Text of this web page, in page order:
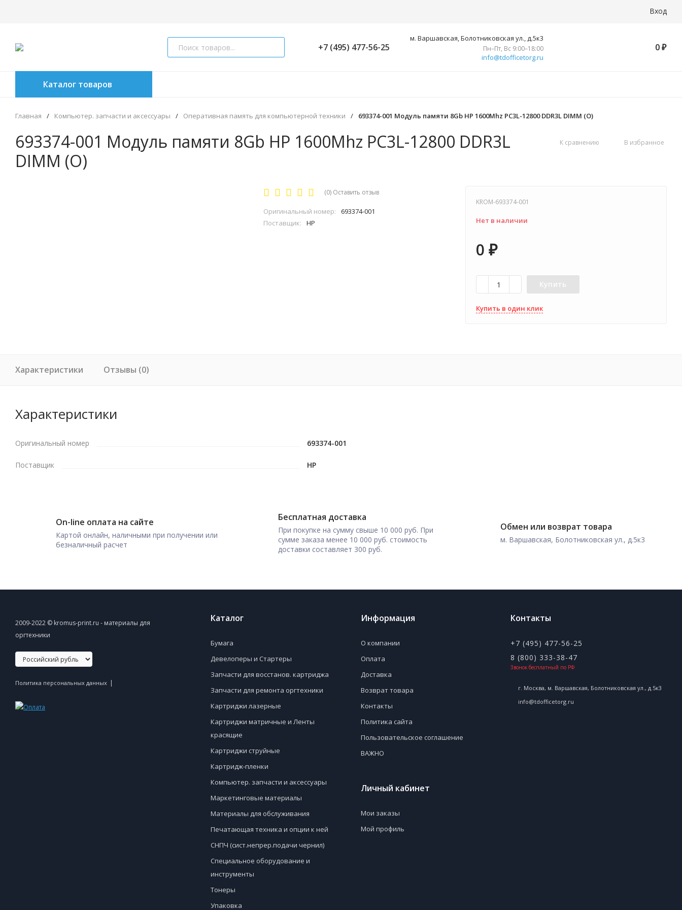
Вход
+7 (495) 477-56-25
м. Варшавская, Болотниковская ул., д.5к3
Пн–Пт, Вс 9:00–18:00
info@tdofficetorg.ru
0 ₽
Каталог товаров
Главная / Компьютер. запчасти и аксессуары / Оперативная память для компьютерной техники / 693374-001 Модуль памяти 8Gb HP 1600Mhz PC3L-12800 DDR3L DIMM (O)
693374-001 Модуль памяти 8Gb HP 1600Mhz PC3L-12800 DDR3L
DIMM (O)
К сравнению В избранное
(0) Оставить отзыв
Оригинальный номер:
693374-001
Поставщик:
HP
KROM-693374-001
Нет в наличии
0 ₽
Купить
Купить в один клик
Характеристики Отзывы (0)
Характеристики
Оригинальный номер 693374-001
Поставщик HP
On-line оплата на сайте
Картой онлайн, наличными при получении или
безналичный расчет
Бесплатная доставка
При покупке на сумму свыше 10 000 руб. При
сумме заказа менее 10 000 руб. стоимость
доставки составляет 300 руб.
Обмен или возврат товара
м. Варшавская, Болотниковская ул., д.5к3
2009-2022 © kromus-print.ru - материалы для
оргтехники
Политика персональных данных |
Каталог
Бумага
Девелоперы и Стартеры
Запчасти для восстанов. картриджа
Запчасти для ремонта оргтехники
Картриджи лазерные
Картриджи матричные и Ленты
красящие
Картриджи струйные
Картридж-пленки
Компьютер. запчасти и аксессуары
Маркетинговые материалы
Материалы для обслуживания
Печатающая техника и опции к ней
СНПЧ (сист.непрер.подачи чернил)
Специальное оборудование и
инструменты
Тонеры
Упаковка
Информация
О компании
Оплата
Доставка
Возврат товара
Контакты
Политика сайта
Пользовательское соглашение
ВАЖНО
Личный кабинет
Мои заказы
Мой профиль
Контакты
+7 (495) 477-56-25
8 (800) 333-38-47
Звонок бесплатный по РФ
г. Москва, м. Варшавская, Болотниковская ул., д.5к3
info@tdofficetorg.ru